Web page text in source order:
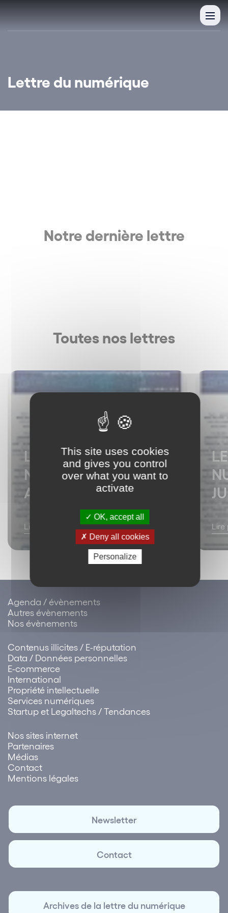
Lettre du numérique
Notre dernière lettre
Toutes nos lettres
LETTRE DU
NUMERIQUE MARS –
AVRIL 2018
Lire plus Lire
Agenda / évènements
Autres évènements
Nos évènements
Contenus illicites / E-réputation
Data / Données personnelles
E-commerce
International
Propriété intellectuelle
Services numériques
Startup et Legaltechs / Tendances
Nos sites internet
Partenaires
Médias
Contact
Mentions légales
Newsletter
Contact
Archives de la lettre du numérique
This site uses cookies
and gives you control
over what you want to
activate
OK, accept all
Deny all cookies
Personalize